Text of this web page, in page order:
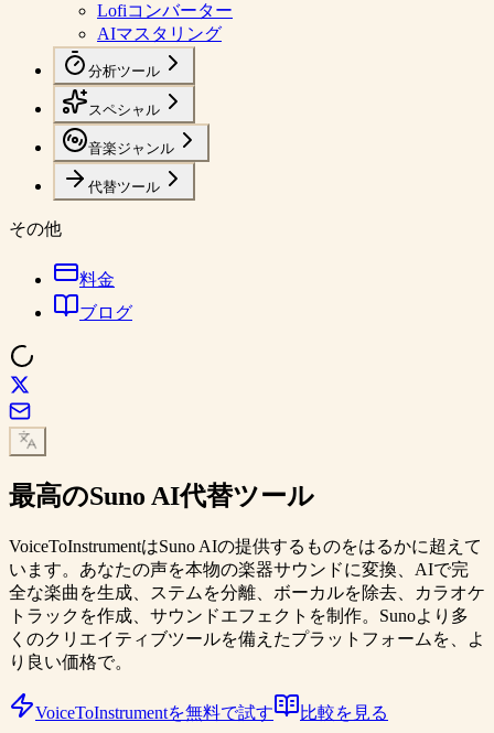
Lofiコンバーター
AIマスタリング
分析ツール
スペシャル
音楽ジャンル
代替ツール
その他
料金
ブログ
最高のSuno AI代替ツール
VoiceToInstrumentはSuno AIの提供するものをはるかに超えて
います。あなたの声を本物の楽器サウンドに変換、AIで完
全な楽曲を生成、ステムを分離、ボーカルを除去、カラオケ
トラックを作成、サウンドエフェクトを制作。Sunoより多
くのクリエイティブツールを備えたプラットフォームを、よ
り良い価格で。
VoiceToInstrumentを無料で試す 比較を見る